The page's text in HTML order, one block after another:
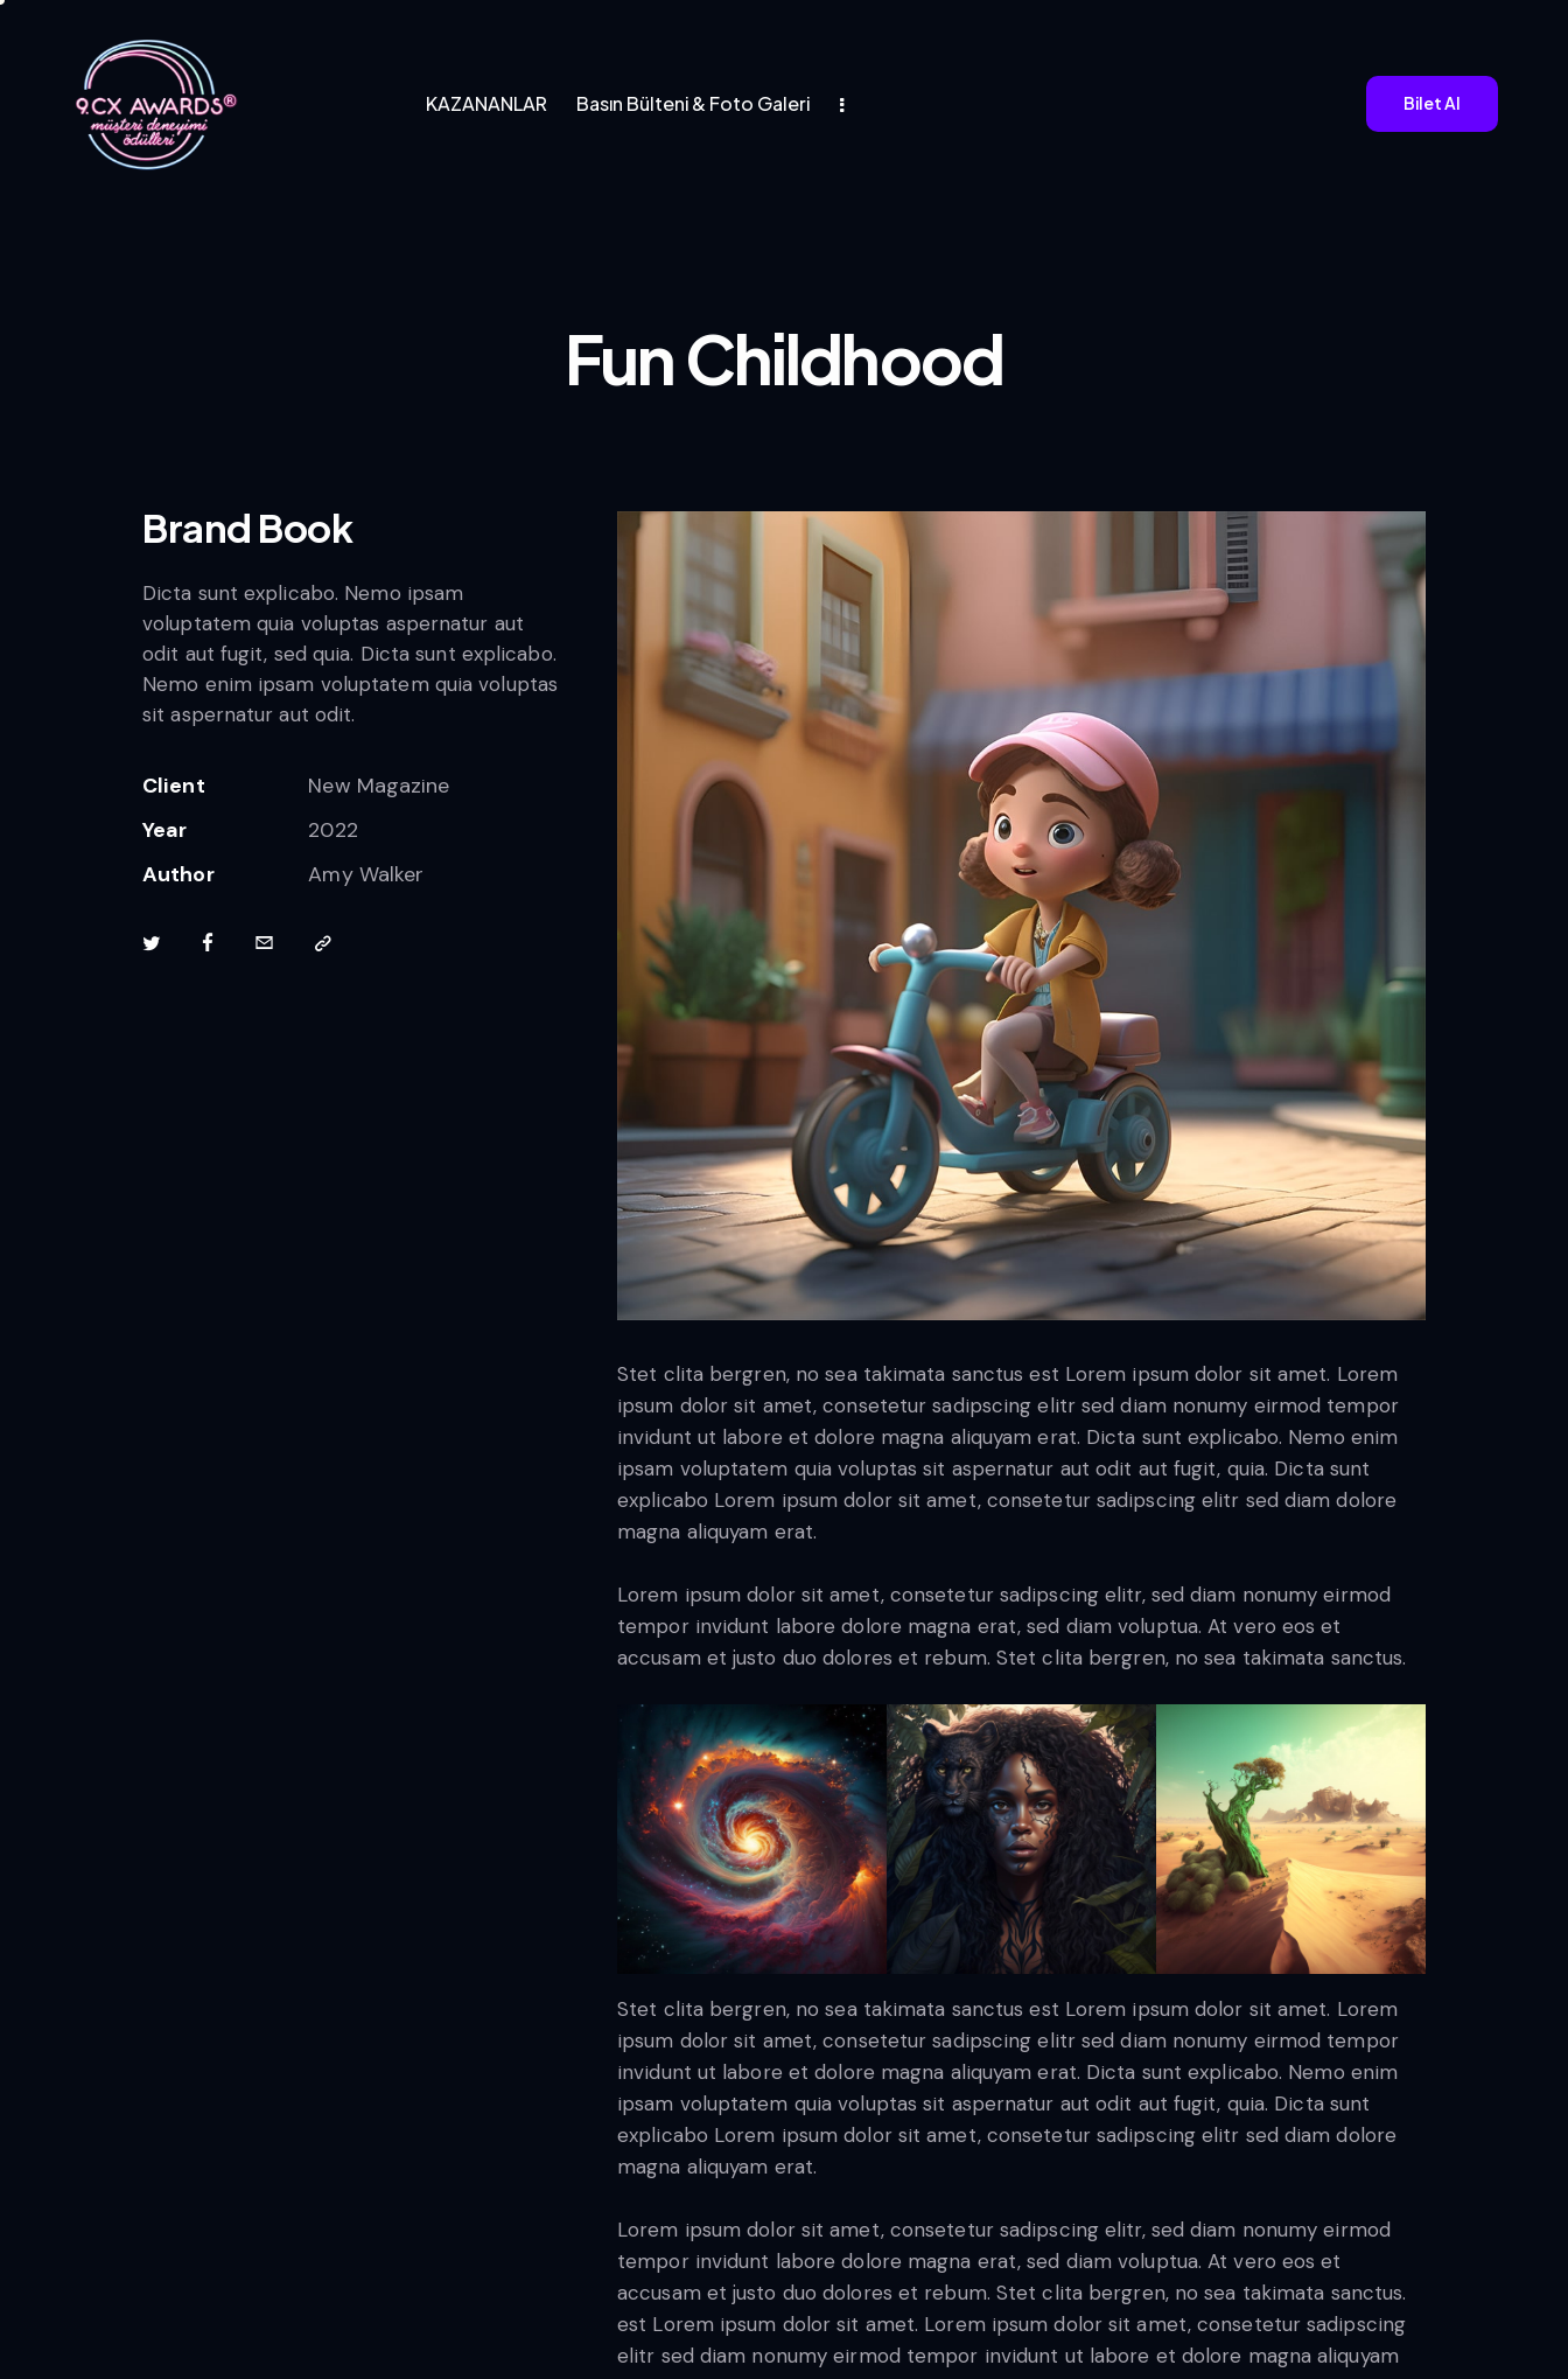
KAZANANLAR Basın Bülteni & Foto Galeri Bilet Al
Fun Childhood
Brand Book
Dicta sunt explicabo. Nemo ipsam
voluptatem quia voluptas aspernatur aut
odit aut fugit, sed quia. Dicta sunt explicabo.
Nemo enim ipsam voluptatem quia voluptas
sit aspernatur aut odit.
Client
New Magazine
Year
2022
Author
Amy Walker
Stet clita bergren, no sea takimata sanctus est Lorem ipsum dolor sit amet. Lorem
ipsum dolor sit amet, consetetur sadipscing elitr sed diam nonumy eirmod tempor
invidunt ut labore et dolore magna aliquyam erat. Dicta sunt explicabo. Nemo enim
ipsam voluptatem quia voluptas sit aspernatur aut odit aut fugit, quia. Dicta sunt
explicabo Lorem ipsum dolor sit amet, consetetur sadipscing elitr sed diam dolore
magna aliquyam erat.
Lorem ipsum dolor sit amet, consetetur sadipscing elitr, sed diam nonumy eirmod
tempor invidunt labore dolore magna erat, sed diam voluptua. At vero eos et
accusam et justo duo dolores et rebum. Stet clita bergren, no sea takimata sanctus.
Stet clita bergren, no sea takimata sanctus est Lorem ipsum dolor sit amet. Lorem
ipsum dolor sit amet, consetetur sadipscing elitr sed diam nonumy eirmod tempor
invidunt ut labore et dolore magna aliquyam erat. Dicta sunt explicabo. Nemo enim
ipsam voluptatem quia voluptas sit aspernatur aut odit aut fugit, quia. Dicta sunt
explicabo Lorem ipsum dolor sit amet, consetetur sadipscing elitr sed diam dolore
magna aliquyam erat.
Lorem ipsum dolor sit amet, consetetur sadipscing elitr, sed diam nonumy eirmod
tempor invidunt labore dolore magna erat, sed diam voluptua. At vero eos et
accusam et justo duo dolores et rebum. Stet clita bergren, no sea takimata sanctus.
est Lorem ipsum dolor sit amet. Lorem ipsum dolor sit amet, consetetur sadipscing
elitr sed diam nonumy eirmod tempor invidunt ut labore et dolore magna aliquyam